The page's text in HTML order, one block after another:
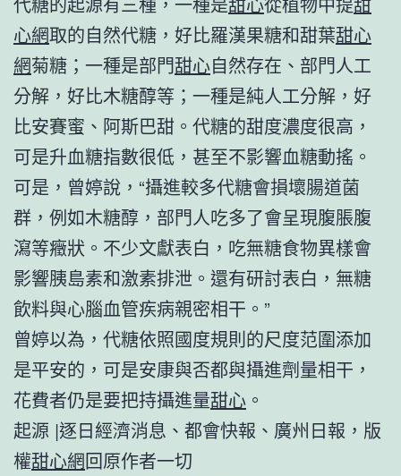
心網取的自然代糖，好比羅漢果糖和甜葉甜心
網菊糖；一種是部門甜心自然存在、部門人工
分解，好比木糖醇等；一種是純人工分解，好
比安賽蜜、阿斯巴甜。代糖的甜度濃度很高，
可是升血糖指數很低，甚至不影響血糖動搖。
可是，曾婷說，“攝進較多代糖會損壞腸道菌
群，例如木糖醇，部門人吃多了會呈現腹脹腹
瀉等癥狀。不少文獻表白，吃無糖食物異樣會
影響胰島素和激素排泄。還有研討表白，無糖
飲料與心腦血管疾病親密相干。”
曾婷以為，代糖依照國度規則的尺度范圍添加
是平安的，可是安康與否都與攝進劑量相干，
花費者仍是要把持攝進量甜心 。
起源 |逐日經濟消息、都會快報、廣州日報，版
權甜心網回原作者一切